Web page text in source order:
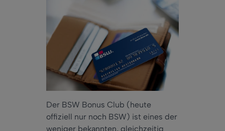
Der BSW Bonus Club (heute
offiziell nur noch BSW) ist eines der
weniger bekannten, gleichzeitig